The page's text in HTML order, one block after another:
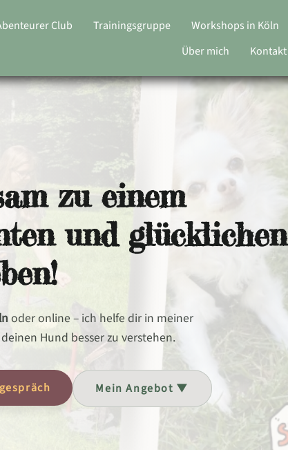
Club Trainingsgruppe Workshops in Köln
Über mich
Kontakt
zu einem
und glücklichen
oder online – ich helfe dir in meiner
Hund besser zu verstehen.
Mein Angebot ▼